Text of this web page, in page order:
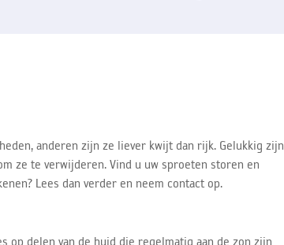
anderen zijn ze liever kwijt dan rijk. Gelukkig zijn
ze te verwijderen. Vind u uw sproeten storen en
Lees dan verder en neem contact op.
op delen van de huid die regelmatig aan de zon zijn